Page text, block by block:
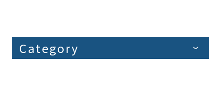
Category